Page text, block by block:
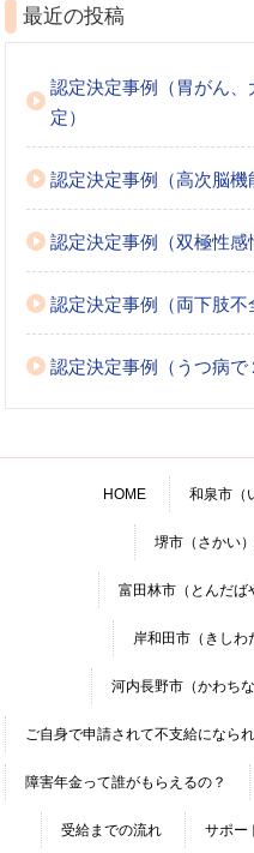
最近の投稿
認定決定事例（胃がん
定）
認定決定事例（高次脳機
認定決定事例（双極性感
認定決定事例（両下肢不
認定決定事例（うつ病で
HOME 和泉市（
堺市（さかい
富田林市（とんだば
岸和田市（きしわ
河内長野市（かわち
ご自身で申請されて不支給になら
障害年金って誰がもらえるの？
受給までの流れ サポー